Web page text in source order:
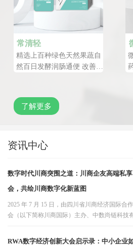
常清轻
精选上百种绿色天然果蔬自
然百日发酵润肠通便 改善便
容养颜
了解更多
资讯中心
数字时代川商突围之道：川商企友高端私享
会，共绘川商数字化新蓝图
2025 年 7 月 15 日，由四川省川商经济国际合
会（以下简称川商国际）主办、中数尚链科技
突围之道”川商企业高端私享会，在中衡集团营
RWA数字经济创新大会启示录：中小企业